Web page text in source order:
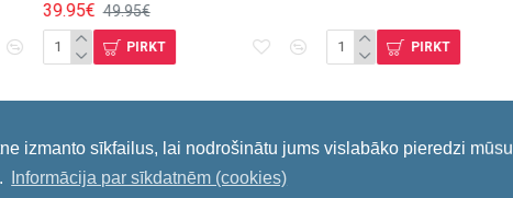
izmanto sīkfailus, lai nodrošinātu jums vislabāko pieredzi mūsu
Informācija par sīkdatnēm (cookies)
PIRKT PIRKT